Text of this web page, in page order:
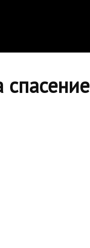
спасение